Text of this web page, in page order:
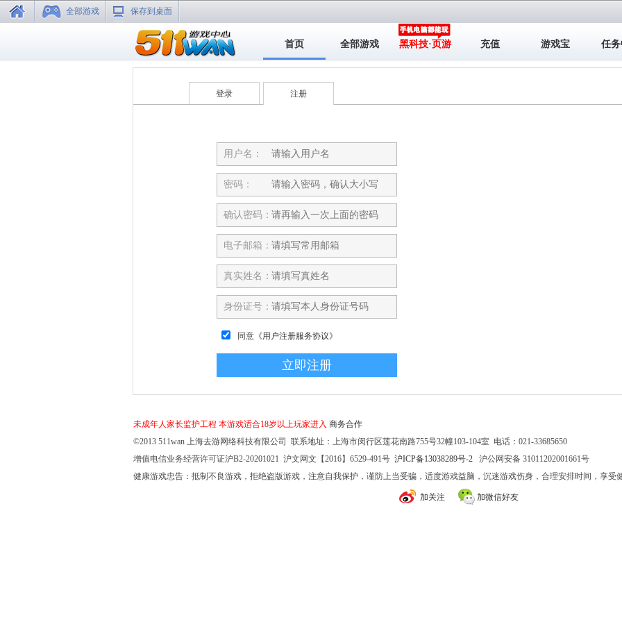
全部游戏 保存到桌面
首页 全部游戏 黑科技·页游 充值 游戏宝 任
登录 注册
用户名：
密码：
确认密码：
电子邮箱：
真实姓名：
身份证号：
同意 《用户注册服务协议》
未成年人家长监护工程 本游戏适合18岁以上玩家进入 商务合作
©2013 511wan 上海去游网络科技有限公司 联系地址：上海市闵行区莲花南路755号32幢103-104室 电话：021-33685650
增值电信业务经营许可证沪B2-20201021 沪文网文【2016】6529-491号 沪ICP备13038289号-2 沪公网安备 31011202001661号
健康游戏忠告：抵制不良游戏，拒绝盗版游戏，注意自我保护，谨防上当受骗，适度游戏益脑，沉迷游戏伤身，合理安排时间，享受
加关注 加微信好友